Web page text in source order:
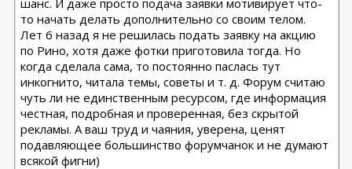
шанс. И даже просто подача заявки мотивирует что-
то начать делать дополнительно со своим телом.
Лет 6 назад я не решилась подать заявку на акцию
по Рино, хотя даже фотки приготовила тогда. Но
когда сделала сама, то постоянно паслась тут
инкогнито, читала темы, советы и т. д. Форум считаю
чуть ли не единственным ресурсом, где информация
честная, подробная и проверенная, без скрытой
рекламы. А ваш труд и чаяния, уверена, ценят
подавляющее большинство форумчанок и не думают
всякой фигни)